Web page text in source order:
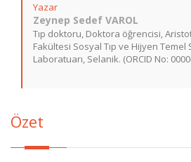
Yazar
Zeynep Sedef VAROL
Tıp doktoru, Doktora öğrencisi,
Fakültesi Sosyal Tıp ve Hijyen Temel
Laboratuarı, Selanik. (ORCID No:
Özet